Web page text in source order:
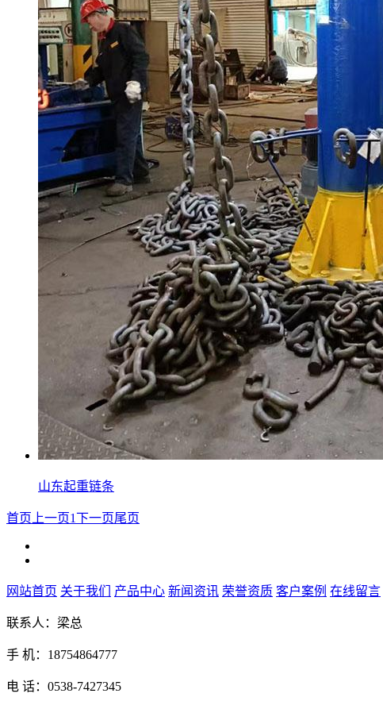
山东起重链条
首页 上一页1下一页尾页
网站首页 关于我们 产品中心 新闻资讯 荣誉资质 客户案例 在线留言
联系人：梁总
手 机：18754864777
电 话：0538-7427345